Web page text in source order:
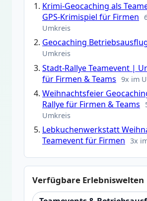
Krimi-Geocaching als
GPS-Krimispiel für Firmen
Umkreis
Geocaching
Umkreis
Stadt-Rallye Teamevent |
für Firmen & Teams 9x im
Weihnachtsfeier
Rallye für Firmen & Teams
Umkreis
Lebkuchenwerkstatt
Teamevent für Firmen 3x
Verfügbare Erlebniswelten